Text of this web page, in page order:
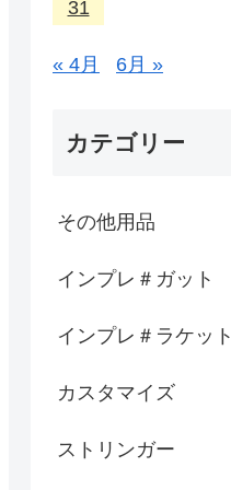
31
« 4月 6月 »
カテゴリー
その他用品
インプレ＃ガット
インプレ＃ラケット
カスタマイズ
ストリンガー